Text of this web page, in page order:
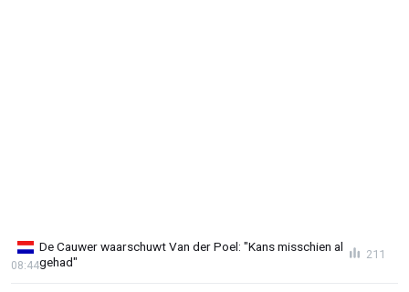
De Cauwer waarschuwt Van der Poel: "Kans misschien al
gehad"
08:44
211